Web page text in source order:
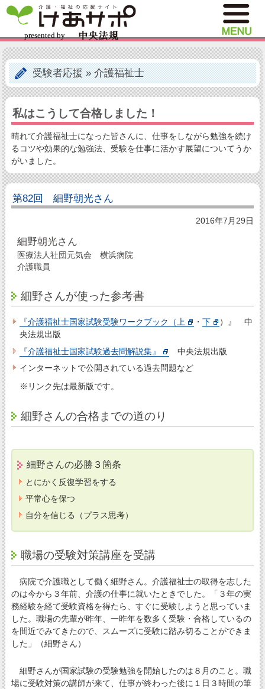
受験者応援»介護福祉士
私はこうして合格しました！
晴れて介護福祉士になった皆さんに、仕事をしながら勉強を続け
るコツや効果的な勉強法、受験を仕事に活かす展望についてうか
がいました。
第82回 細野朝光さん
2016年7月29日
細野朝光さん
医療法人社団元気会 横浜病院
介護職員
細野さんが使った参考書
『介護福祉士国家試験受験ワークブック（上 ・下
）』 中
央法規出版
『介護福祉士国家試験過去問解説集』
中央法規出版
インターネットで公開されている過去問題など
※リンク先は最新版です。
細野さんの合格までの道のり
細野さんの必勝３箇条
とにかく反復学習をする
平常心を保つ
自分を信じる（プラス思考）
職場の受験対策講座を受講
病院で介護職として働く細野さん。介護福祉士の取得を志した
のは今から３年前、介護の仕事に就いたときでした。「３年の実
務経験を経て受験資格を得たら、すぐに受験しようと思っていま
した。職場の先輩が昨年、一昨年を数多く受験・合格しているの
を間近でみてきたので、スムーズに受験に踏み切ることができま
した」（細野さん）
細野さんが国家試験の受験勉強を開始したのは８月のこと。職
場に受験対策の講師が来て、仕事が終わった後に１日３時間の筆